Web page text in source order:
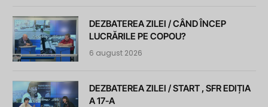
DEZBATEREA ZILEI / CÂND ÎNCEP
LUCRĂRILE PE COPOU?
6 august 2026
DEZBATEREA ZILEI / START , SFR EDIȚIA
A 17-A